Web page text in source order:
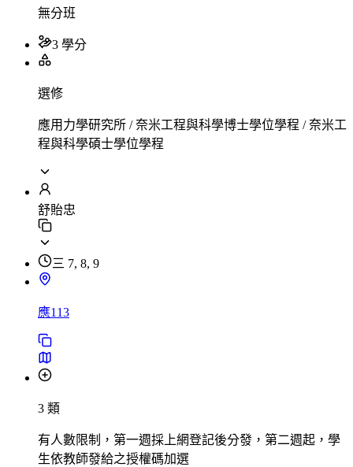
無分班
3 學分
選修
應用力學研究所 / 奈米工程與科學博士學位學程 / 奈米工
程與科學碩士學位學程
舒貽忠
三 7, 8, 9
應113
3 類
有人數限制，第一週採上網登記後分發，第二週起，學
生依教師發給之授權碼加選